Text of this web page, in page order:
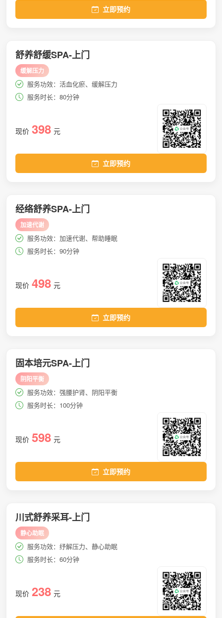
立即预约
舒养舒缓SPA-上门
缓解压力
服务功效：活血化瘀、缓解压力
服务时长：80分钟
现价 398 元
立即预约
经络舒养SPA-上门
加速代谢
服务功效：加速代谢、帮助睡眠
服务时长：90分钟
现价 498 元
立即预约
固本培元SPA-上门
阴阳平衡
服务功效：强腰护肾、阴阳平衡
服务时长：100分钟
现价 598 元
立即预约
川式舒养采耳-上门
静心助眠
服务功效：纾解压力、静心助眠
服务时长：60分钟
现价 238 元